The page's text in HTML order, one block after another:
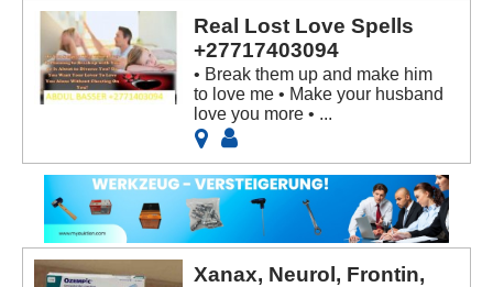
Real Lost Love Spells
+27717403094
• Break them up and make him
to love me • Make your husband
love you more • ...
Xanax, Neurol, Frontin,